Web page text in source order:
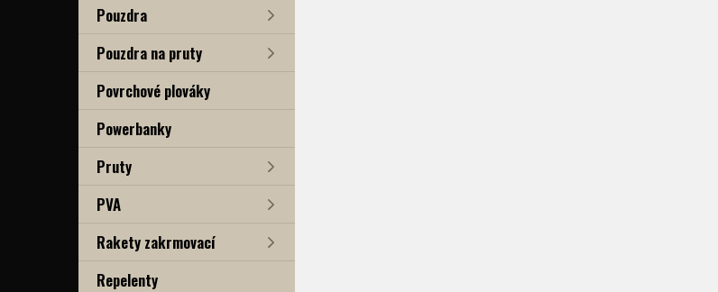
Pouzdra
Pouzdra na pruty
Povrchové plováky
Powerbanky
Pruty
PVA
Rakety zakrmovací
Repelenty